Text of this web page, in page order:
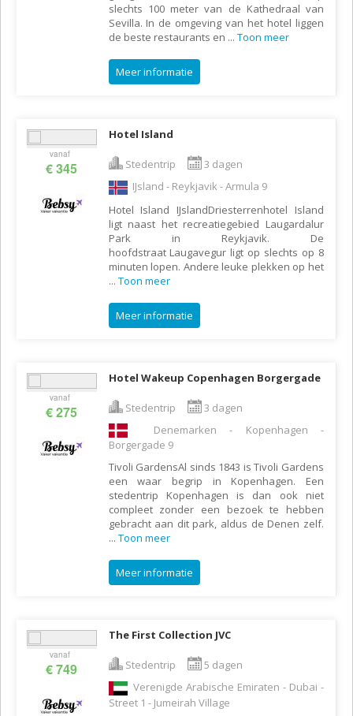
slechts 100 meter van de Kathedraal van
Sevilla. In de omgeving van het hotel liggen
de beste restaurants en ... Toon meer
Meer informatie
vanaf
€ 345
Hotel Island
Stedentrip
3 dagen
IJsland - Reykjavik - Armula 9
Hotel Island IJslandDriesterrenhotel Island
ligt naast het recreatiegebied Laugardalur
Park in Reykjavik. De
hoofdstraat Laugavegur ligt op slechts op 8
minuten lopen. Andere leuke plekken op het
... Toon meer
Meer informatie
vanaf
€ 275
Hotel Wakeup Copenhagen Borgergade
Stedentrip
3 dagen
Denemarken - Kopenhagen -
Borgergade 9
Tivoli GardensAl sinds 1843 is Tivoli Gardens
een waar begrip in Kopenhagen. Een
stedentrip Kopenhagen is dan ook niet
compleet zonder een bezoek te hebben
gebracht aan dit park, aldus de Denen zelf.
... Toon meer
Meer informatie
vanaf
€ 749
The First Collection JVC
Stedentrip
5 dagen
Verenigde Arabische Emiraten - Dubai -
Street 1 - Jumeirah Village